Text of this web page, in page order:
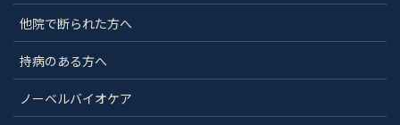
他院で断られた方へ
持病のある方へ
ノーベルバイオケア